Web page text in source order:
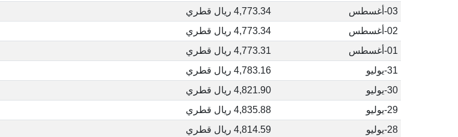
03-أغسطس
4,773.34 ريال قطري
02-أغسطس
4,773.34 ريال قطري
01-أغسطس
4,773.31 ريال قطري
31-يوليو
4,783.16 ريال قطري
30-يوليو
4,821.90 ريال قطري
29-يوليو
4,835.88 ريال قطري
28-يوليو
4,814.59 ريال قطري